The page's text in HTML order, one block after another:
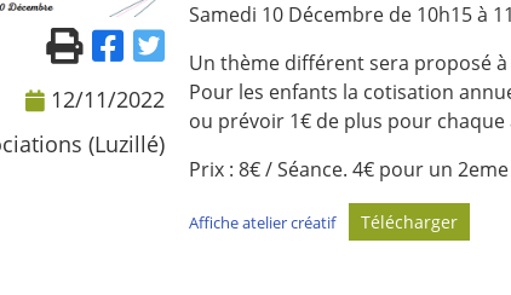
12/11/2022
(Luzillé)
Samedi 10 Décembre de 10h15 à
Un thème différent sera proposé
Pour les enfants la cotisation
ou prévoir 1€ de plus pour chaque
Prix : 8€ / Séance. 4€ pour un
Affiche atelier créatif Télécharger